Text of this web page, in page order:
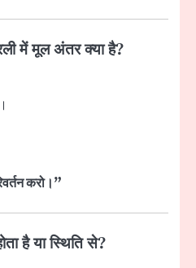
में मूल अंतर क्या है?
करो।”
है या स्थिति से?